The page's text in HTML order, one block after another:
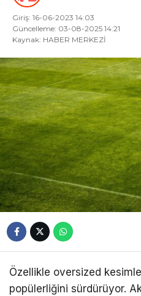
Giriş: 16-06-2023 14:03
Güncelleme: 03-08-2025 14:21
Kaynak: HABER MERKEZİ
Özellikle oversized
popülerliğini sürdürüyor.